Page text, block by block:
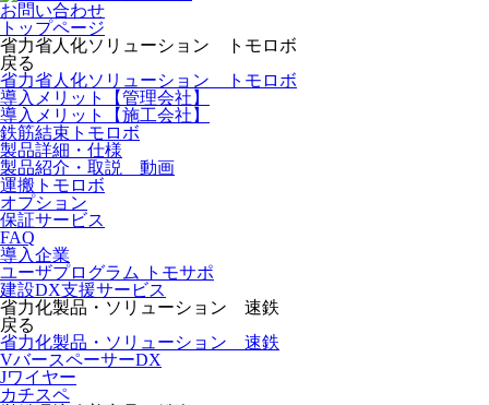
お問い合わせ
トップページ
省力省人化ソリューション トモロボ
戻る
省力省人化ソリューション トモロボ
導入メリット【管理会社】
導入メリット【施工会社】
鉄筋結束トモロボ
製品詳細・仕様
製品紹介・取説 動画
運搬トモロボ
オプション
保証サービス
FAQ
導入企業
ユーザプログラム トモサポ
建設DX支援サービス
省力化製品・ソリューション 速鉄
戻る
省力化製品・ソリューション 速鉄
VバースペーサーDX
Jワイヤー
カチスペ